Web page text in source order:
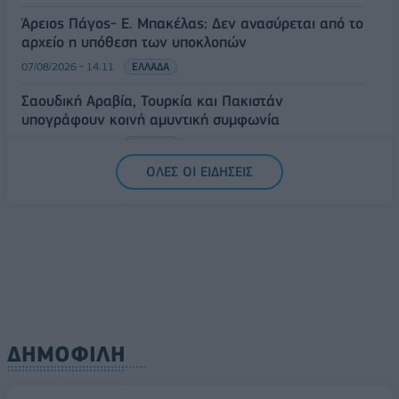
Άρειος Πάγος- Ε. Μπακέλας: Δεν ανασύρεται από το
αρχείο η υπόθεση των υποκλοπών
07/08/2026 - 14:11 ΕΛΛΑΔΑ
Σαουδική Αραβία, Τουρκία και Πακιστάν
υπογράφουν κοινή αμυντική συμφωνία
ΟΛΕΣ ΟΙ ΕΙΔΗΣΕΙΣ
ΔΗΜΟΦΙΛΗ